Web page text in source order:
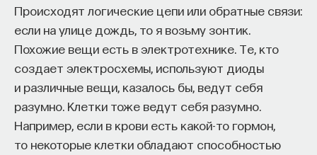
Происходят логические цепи или обратные связи:
если на улице дождь, то я возьму зонтик.
Похожие вещи есть в электротехнике. Те, кто
создает электросхемы, используют диоды
и различные вещи, казалось бы, ведут себя
разумно. Клетки тоже ведут себя разумно.
Например, если в крови есть какой-то гормон,
то некоторые клетки обладают способностью
НАПИСАТЬ НАМ
НАД МАТЕРИАЛОМ РАБОТАЛИ
занимаются внутригипоталамическими
проблемами и воздействуют на выброс
некоторых гормонов или на центры некоторых
потребностей, немного участвуют в вегетативной
регуляции, но в общем это довольно локальные
функции, хотя, конечно, важные. Например,
в гипоталамусе дофамин может понижать
пищевую мотивацию, повышать агрессивность